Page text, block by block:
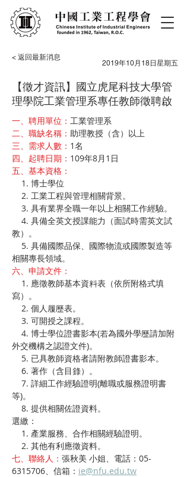
< 返回最新消息
2019年10月18日星期五
【徵才資訊】國立虎尾科技大學管
理學院工業管理系專任教師徵聘啟
一、聘用單位： 工業管理系
二、職缺名稱： 助理教授（含）以上
三、需求人數： 1名
四、起聘日期： 109年8月1日
五、基本資格：
1. 博士學位
2. 工業工程與管理相關背景。
3. 具有業界全職一年以上相關工作經驗。
4. 具備全英文授課能力（面試時需英文試
教）。
5. 具備國際品保、國際物流或國際製造等
相關專長領域。
六、申請文件：
1. 應徵教師基本資料表（依所附格式填
寫）。
2. 個人履歷表。
3. 可開授之課程。
4. 博士學位證書影本(若為國外學歷請加附
外交機構之認證文件)。
5. 已具教師資格者請附教師證書影本。
6. 著作（含目錄）。
7. 詳細工作經驗證明(離職或服務證明書
等)。
8. 提供相關佐證資料。
選繳：
1. 產業服務、合作相關經驗證明。
2. 其他有利應徵資料。
七、聯絡人： 張秋美 小姐、電話：05-
6315706、信箱： ie@nfu.edu.tw